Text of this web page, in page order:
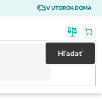
V UTOROK DOMA
Hľadať